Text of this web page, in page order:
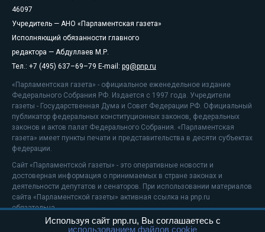
46097
Учредитель — АНО «Парламентская газета»
Исполняющий обязанности главного
редактора — Абдуллаев М.Р.
Тел.: +7 (495) 637–69–79 E-mail: pg@pnp.ru
«Парламентская газета» - официальное еженедельное издание
Федерального Собрания РФ. Издается с 1997 года. Учредители
газеты - Государственная Дума и Совет Федерации РФ. Официальный
публикатор федеральных конституционных законов, федеральных
законов и актов палат Федерального Собрания. «Парламентская
газета» имеет пункты печати и представительства в десяти субъектах
федерации.
Сайт «Парламентской газеты» - это оперативные новости и
достоверная информация о принимаемых в стране законах и
деятельности депутатов и сенаторов. При использовании материалов
сайта «Парламентской газеты» активная ссылка на pnp.ru
обязательна.
На информационном ресурсе применяютсярекомендательные
Используя сайт pnp.ru, Вы соглашаетесь с
использованием файлов cookie